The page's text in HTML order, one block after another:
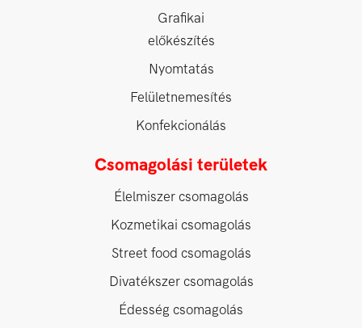
Grafikai
előkészítés
Nyomtatás
Felületnemesítés
Konfekcionálás
Csomagolási területek
Élelmiszer csomagolás
Kozmetikai csomagolás
Street food csomagolás
Divatékszer csomagolás
Édesség csomagolás